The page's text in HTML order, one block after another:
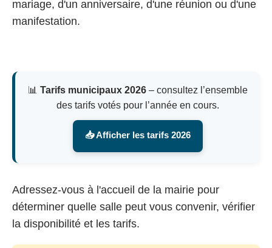
mariage, d'un anniversaire, d'une réunion ou d'une
manifestation.
📊 Tarifs municipaux 2026– consultez l’ensemble
des tarifs votés pour l’année en cours.
📥 Afficher les tarifs 2026
Adressez-vous à l'accueil de la mairie pour
déterminer quelle salle peut vous convenir, vérifier
la disponibilité et les tarifs.